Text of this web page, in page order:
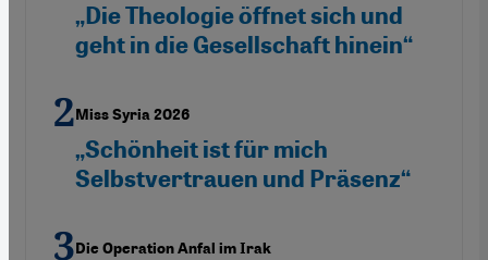
„Die Theologie öffnet sich und
geht in die Gesellschaft hinein“
Miss Syria 2026
„Schönheit ist für mich
Selbstvertrauen und Präsenz“
Die Operation Anfal im Irak